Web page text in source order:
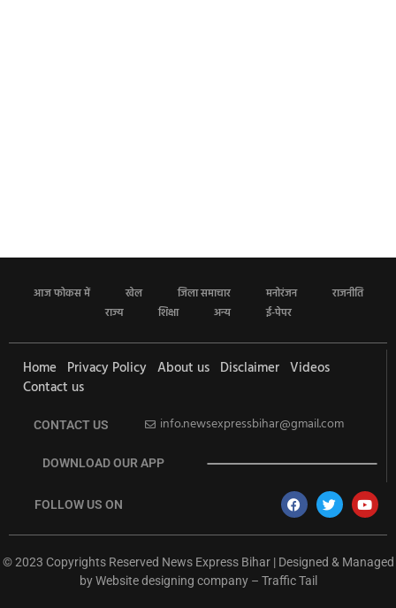
आज फोकस में खेल जिला समाचार मनोरंजन
राजनीति
राज्य
शिक्षा अन्य ई-पेपर
Home Privacy Policy About us Disclaimer Videos
Contact us
CONTACT US info.newsexpressbihar@gmail.com
DOWNLOAD OUR APP
FOLLOW US ON
© 2023 Copyrights Reserved News Express Bihar | Designed & Managed
byWebsite designing company– Traffic Tail